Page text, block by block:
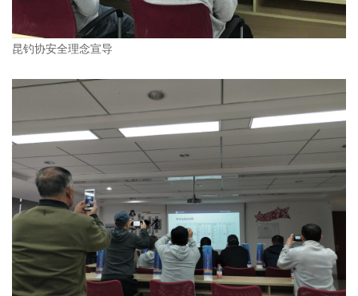
昆钓协安全理念宣导